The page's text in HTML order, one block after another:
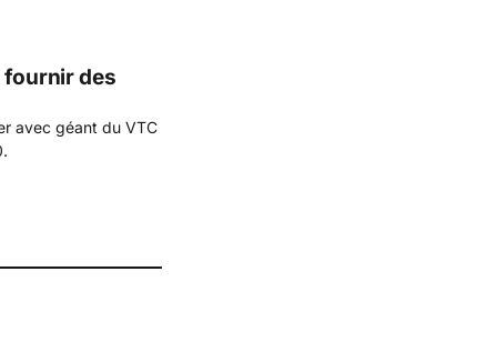
fournir des
avec géant du VTC